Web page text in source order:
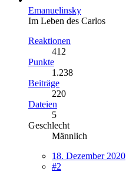
Emanuelinsky
Im Leben des Carlos
Reaktionen
412
Punkte
1.238
Beiträge
220
Dateien
5
Geschlecht
Männlich
18. Dezember 2020
#2